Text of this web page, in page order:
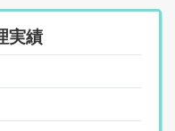
修理
復旧
実績